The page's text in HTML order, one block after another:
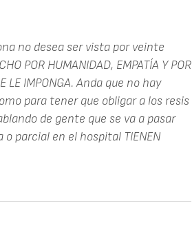
no desea ser vista por veinte
POR HUMANIDAD, EMPATÍA Y POR
LE IMPONGA. Anda que no hay
para tener que obligar a los resis
de gente que se va a pasar
o parcial en el hospital TIENEN